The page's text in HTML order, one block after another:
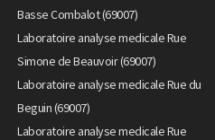
Basse Combalot (69007)
Laboratoire analyse medicale Rue
Simone de Beauvoir (69007)
Laboratoire analyse medicale Rue du
Beguin (69007)
Laboratoire analyse medicale Rue